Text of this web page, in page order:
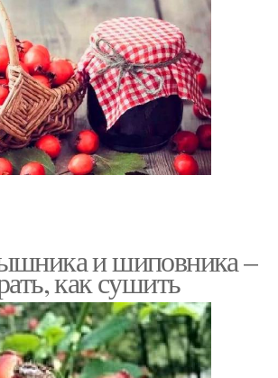
и шиповника –
как сушить